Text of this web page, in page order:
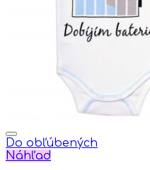
Do obľúbených
Náhľad